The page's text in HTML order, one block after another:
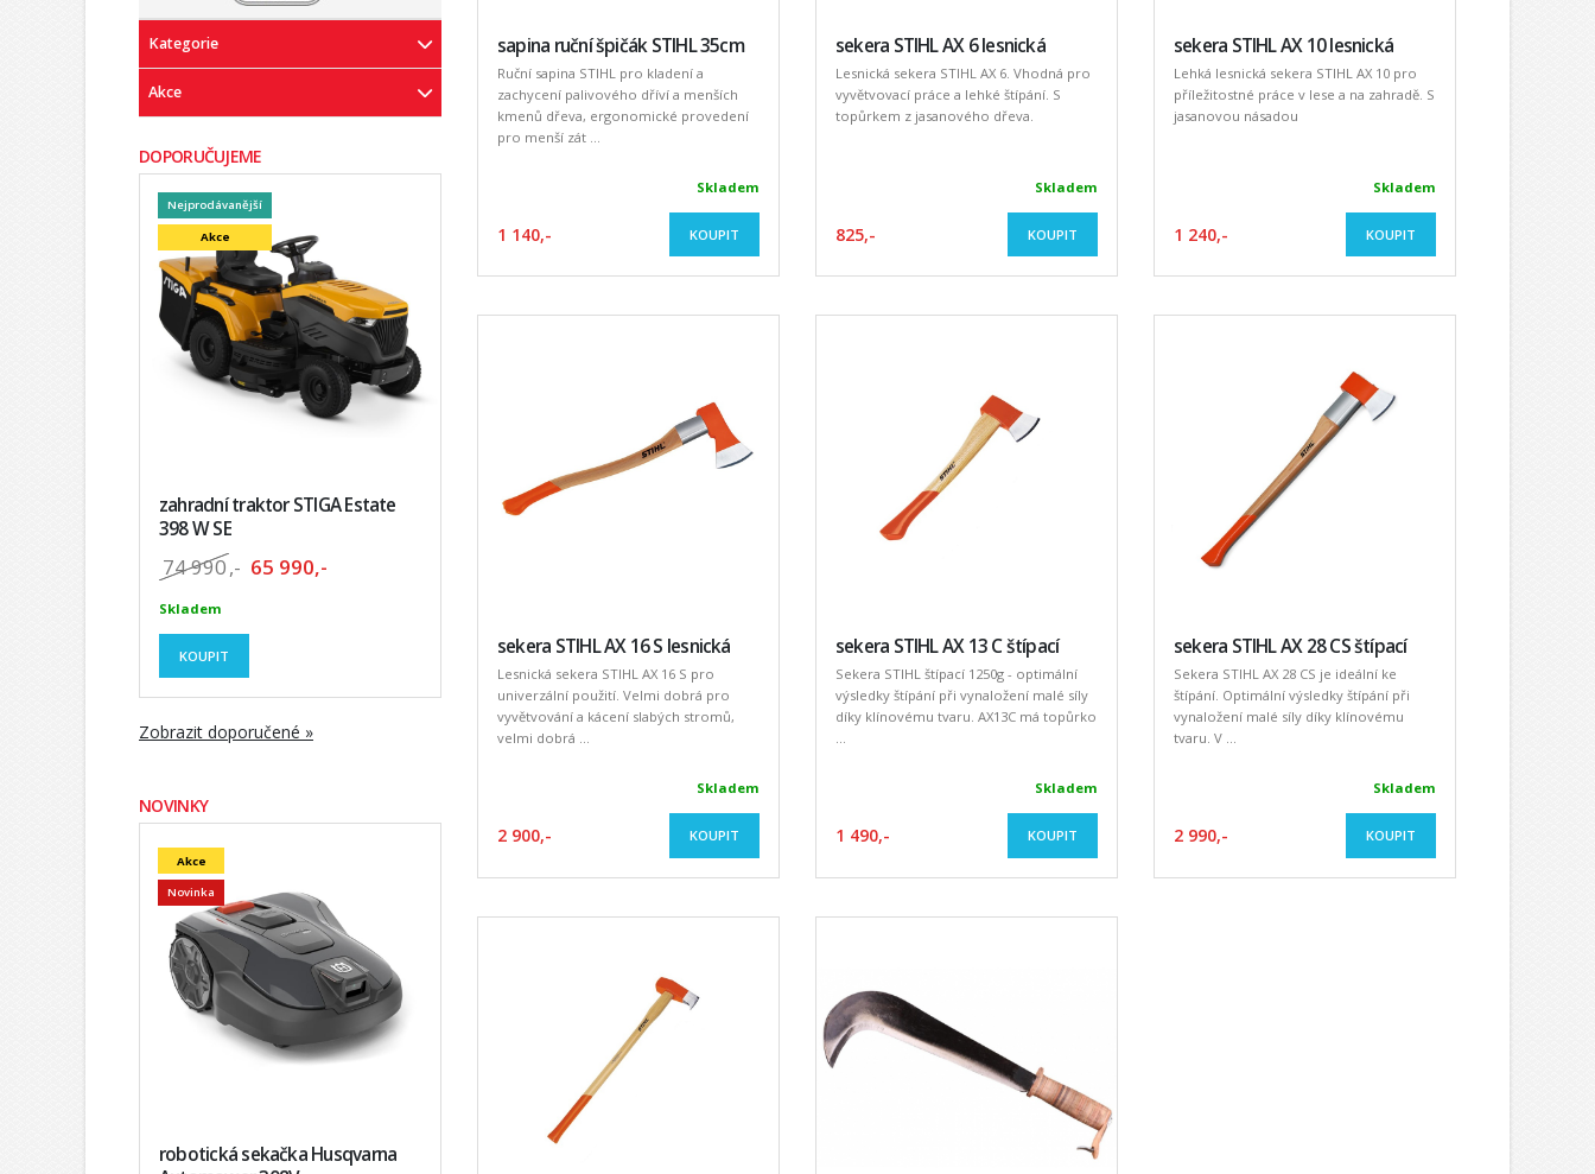
Kategorie
Akce
DOPORUČUJEME
Nejprodávanější
Akce
zahradní traktor STIGA Estate
398 W SE
74 990,- 65 990,-
Skladem
KOUPIT
Zobrazit doporučené »
NOVINKY
Akce
Novinka
robotická sekačka Husqvarna
sapina ruční špičák STIHL 35cm
Ruční sapina STIHL pro kladení a
zachycení palivového dříví a menších
kmenů dřeva, ergonomické provedení
pro menší zát ...
Skladem
1 140,- KOUPIT
sekera STIHL AX 6 lesnická
Lesnická sekera STIHL AX 6. Vhodná pro
vyvětvovací práce a lehké štípání. S
topůrkem z jasanového dřeva.
Skladem
825,- KOUPIT
sekera STIHL AX 10 lesnická
Lehká lesnická sekera STIHL AX 10 pro
příležitostné práce v lese a na zahradě. S
jasanovou násadou
Skladem
1 240,- KOUPIT
sekera STIHL AX 16 S lesnická
Lesnická sekera STIHL AX 16 S pro
univerzální použití. Velmi dobrá pro
vyvětvování a kácení slabých stromů,
velmi dobrá ...
Skladem
2 900,- KOUPIT
sekera STIHL AX 13 C štípací
Sekera STIHL štípací 1250g - optimální
výsledky štípání při vynaložení malé síly
díky klínovému tvaru. AX13C má topůrko
...
Skladem
1 490,- KOUPIT
sekera STIHL AX 28 CS štípací
Sekera STIHL AX 28 CS je ideální ke
štípání. Optimální výsledky štípání při
vynaložení malé síly díky klínovému
tvaru. V ...
Skladem
2 990,- KOUPIT